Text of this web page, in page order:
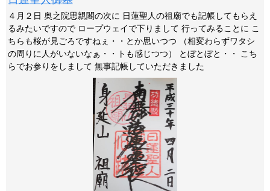
４月２日 奥之院思親閣の次に 日蓮聖人の祖廟でも記帳してもらえ
るみたいですので ロープウェイで下りまして 行ってみることに こ
ちらも桜が見ごろですねぇ・・とか思いつつ （相変わらずワタシ
の周りに人がいないなぁ・・トも感じつつ） とぼとぼと・・ こち
らでお参りをしまして 無事記帳していただきました